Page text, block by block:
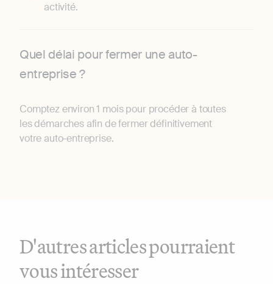
activité.
Quel délai pour fermer une auto-
entreprise ?
Comptez environ 1 mois pour procéder à toutes
les démarches afin de fermer définitivement
votre auto-entreprise.
D'autres articles pourraient
vous intéresser